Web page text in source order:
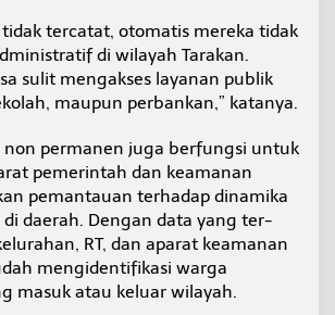
tidak tercatat, otomatis mereka tidak
di wilayah Tarakan.
sulit mengakses layanan publik
maupun perbankan,” katanya.
non permanen juga berfungsi untuk
pemerintah dan keamanan
pemantauan terhadap dinamika
di daerah. Dengan data yang ter-
RT, dan aparat keamanan
mengidentifikasi warga
masuk atau keluar wilayah.